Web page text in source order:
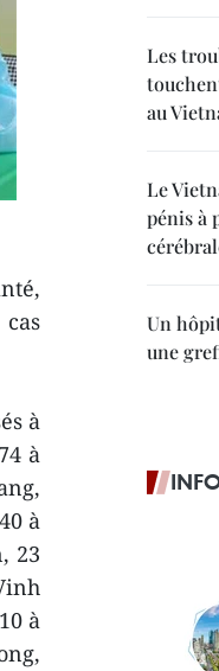
à
à
à
23
à
Les
au
Le
pénis à
Un
une